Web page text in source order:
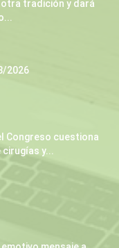
otra tradición y dará
2026
Congreso cuestiona
y...